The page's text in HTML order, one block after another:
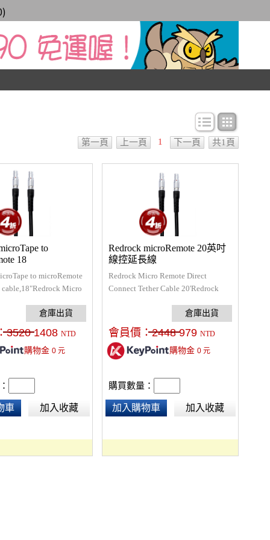
)
條目顯示
第一頁 上一頁 1 下一頁 共1頁
to
18
to microRemote
cable,18"Redrock Micro
一端連接Micro Remote
，便可起動Redrock
聲納測距儀，規格：6-
度61cm。
3520 1408 NTD
購物金 0元
車 加入收藏
Redrock microRemote 20英吋
線控延長線
Redrock Micro Remote Direct
Connect Tether Cable 20'Redrock
Pin，用來延長Redrock追焦器使用
距離。
會員價：2448 979 NTD
購物金 0元
購買數量：
加入購物車 加入收藏